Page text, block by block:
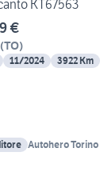
KT67563
€
(TO)
11/2024 3922 Km
Autohero Torino